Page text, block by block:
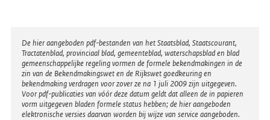
Disclaimer
De hier aangeboden pdf-bestanden van het Staatsblad, Staatscourant,
Tractatenblad, provinciaal blad, gemeenteblad, waterschapsblad en blad
gemeenschappelijke regeling vormen de formele bekendmakingen in de
zin van de Bekendmakingswet en de Rijkswet goedkeuring en
bekendmaking verdragen voor zover ze na 1 juli 2009 zijn uitgegeven.
Voor pdf-publicaties van vóór deze datum geldt dat alleen de in papieren
vorm uitgegeven bladen formele status hebben; de hier aangeboden
elektronische versies daarvan worden bij wijze van service aangeboden.